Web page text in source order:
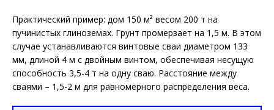
Практический пример: дом 150 м² весом 200 т на
пучинистых глиноземах. Грунт промерзает на 1,5 м. В этом
случае устанавливаются винтовые сваи диаметром 133
мм, длиной 4 м с двойным винтом, обеспечивая несущую
способность 3,5-4 т на одну сваю. Расстояние между
сваями – 1,5-2 м для равномерного распределения веса.